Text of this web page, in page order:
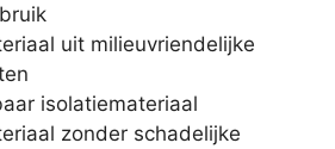
uit milieuvriendelijke
isolatiemateriaal
zonder schadelijke